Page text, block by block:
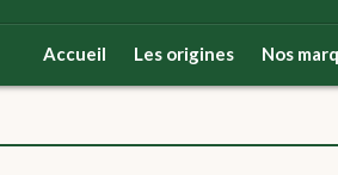
Accueil Les origines Nos